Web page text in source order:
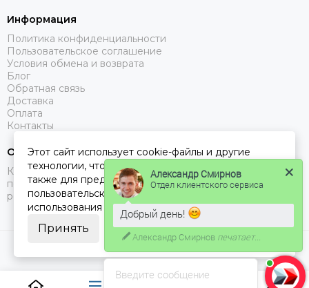
Информация
Политика конфиденциальности
Пользовательское соглашение
Условия обмена и возврата
Блог
Обратная связь
Доставка
Оплата
Контакты
О компании
Компания «ДЕТЕКТОР ГАЗА №1» специализируется на
поставках газоанализаторов, с доставкой в Москве, МО и
регионах РФ.
2026 © ДЕТЕКТОР ГАЗА 1.Карта сайта
Этот сайт использует cookie-файлы и другие
технологии, чтобы помочь Вам в навигации, а
также для предоставления лучшего
пользовательского опыта и анализа
использования наших продуктов и услуг.
Принять
Введите сообщение
Александр Смирнов
Отдел клиентского сервиса
Добрый день!
Александр Смирновпечатает...